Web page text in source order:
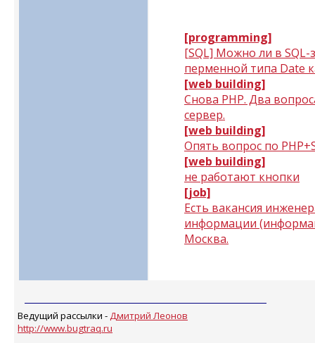
[programming]
[SQL] Можно ли в
перменной типа Date
[web building]
Снова PHP. Два
сервер.
[web building]
Опять вопрос по
[web building]
не работают кнопки
[job]
Есть вакансия
информации
Москва.
Ведущий рассылки -Дмитрий Леонов
http://www.bugtraq.ru